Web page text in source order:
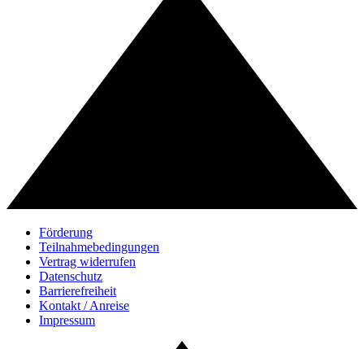
Förderung
Teilnahmebedingungen
Vertrag widerrufen
Datenschutz
Barrierefreiheit
Kontakt / Anreise
Impressum